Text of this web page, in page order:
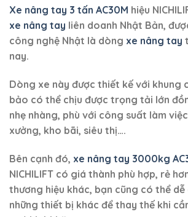
Xe nâng tay 3 tấn AC30M hiệu
xe nâng tay liên doanh Nhật Bản,
công nghệ Nhật là dòng xe nâng tay
nay.
Dòng xe này được thiết kế với khung
bảo có thể chịu được trọng tải lớn
nhẹ nhàng, phù với công suất làm
xưởng, kho bãi, siêu thị….
Bên cạnh đó, xe nâng tay 3000kg
NICHILIFT có giá thành phù hợp, rẻ
thương hiệu khác, bạn cũng có thể
những thiết bị khác để thay thế khi